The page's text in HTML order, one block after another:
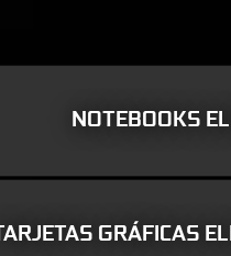
NOTEBOOKS
TARJETAS GRÁFICAS